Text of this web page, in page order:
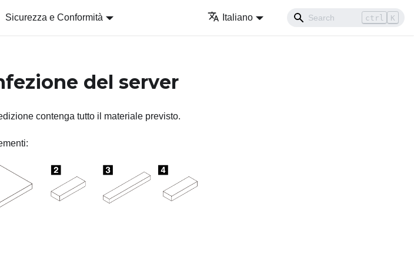
Sicurezza e Conformità Italiano ctrl K
del server
contenga tutto il materiale previsto.